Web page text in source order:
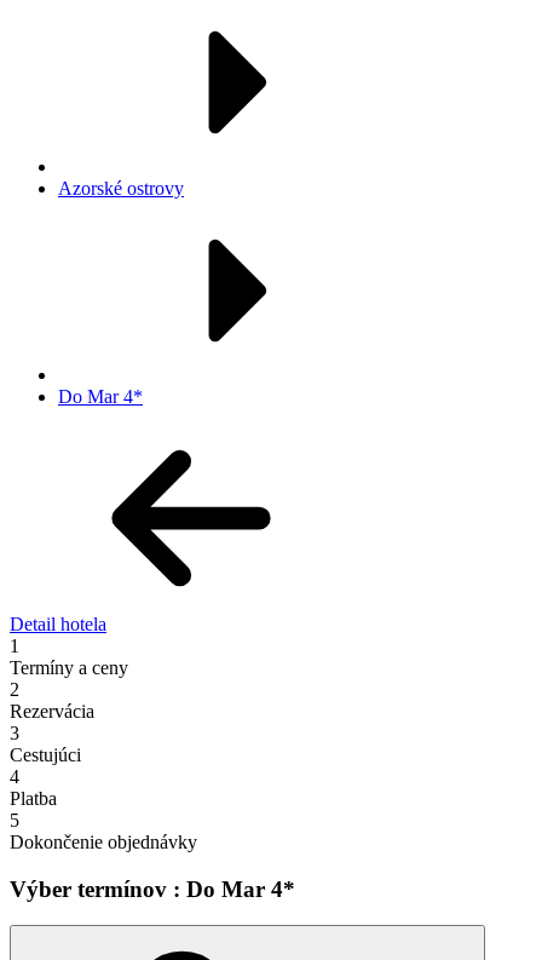
Azorské ostrovy
Do Mar 4*
Detail hotela
1
Termíny a ceny
2
Rezervácia
3
Cestujúci
4
Platba
5
Dokončenie objednávky
Výber termínov : Do Mar 4*